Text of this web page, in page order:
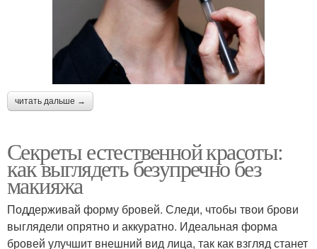
читать дальше →
Секреты естественной красоты:
как выглядеть безупречно без
макияжа
Поддерживай форму бровей. Следи, чтобы твои брови
выглядели опрятно и аккуратно. Идеальная форма
бровей улучшит внешний вид лица, так как взгляд станет